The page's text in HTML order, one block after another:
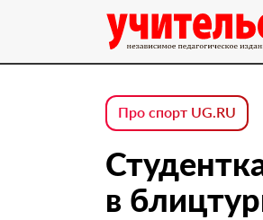
Про спорт UG.RU
в